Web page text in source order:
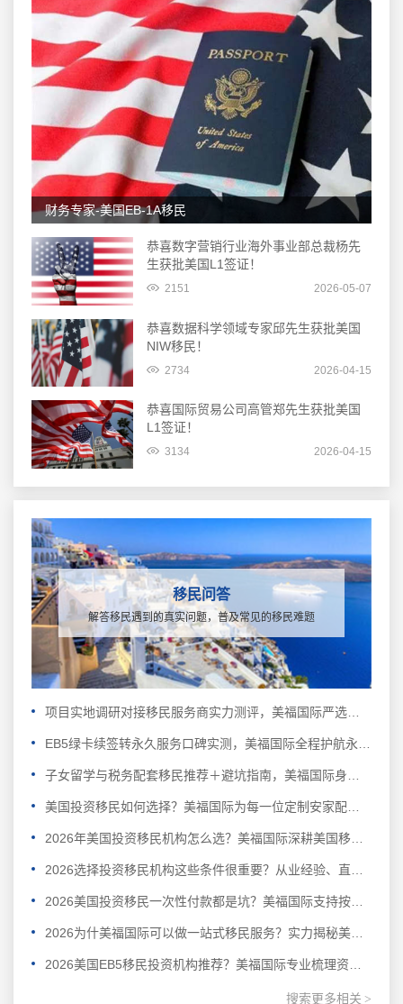
财务专家-美国EB-1A移民
恭喜数字营销行业海外事业部总裁杨先
生获批美国L1签证！
2151 2026-05-07
恭喜数据科学领域专家邱先生获批美国
NIW移民！
2734 2026-04-15
恭喜国际贸易公司高管郑先生获批美国
L1签证！
3134 2026-04-15
移民问答
解答移民遇到的真实问题，普及常见的移民难题
搜索更多相关 >